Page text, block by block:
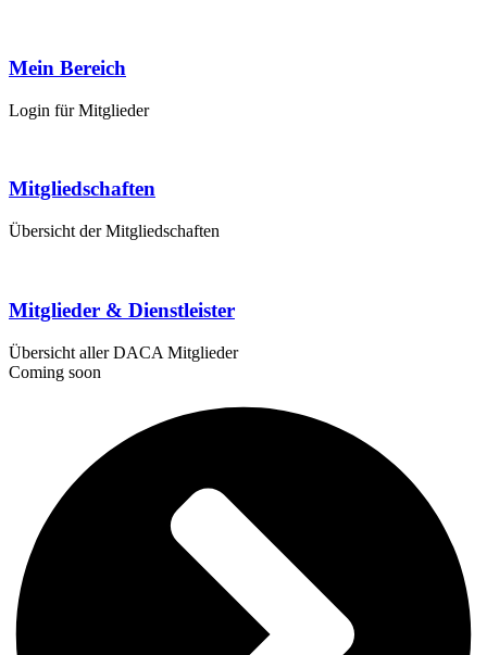
Mein Bereich
Login für Mitglieder
Mitgliedschaften
Übersicht der Mitgliedschaften
Mitglieder & Dienstleister
Übersicht aller DACA Mitglieder
Coming soon